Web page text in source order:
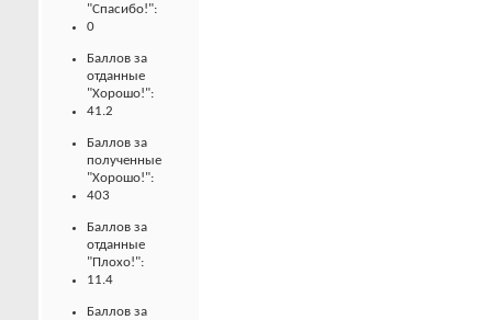
"Спасибо!":
0
Баллов за
отданные
"Хорошо!":
41.2
Баллов за
полученные
"Хорошо!":
403
Баллов за
отданные
"Плохо!":
11.4
Баллов за